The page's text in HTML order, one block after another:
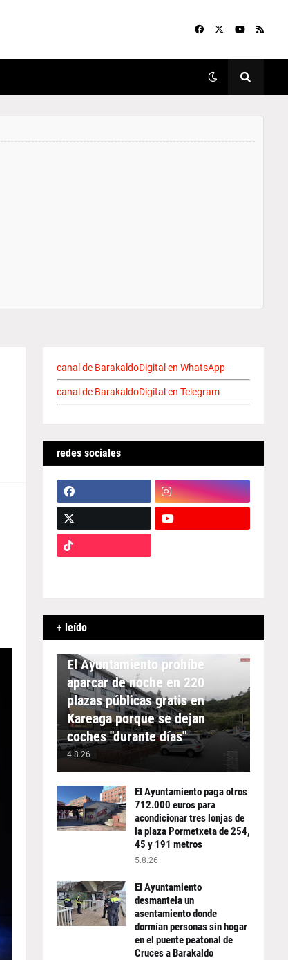
canal de BarakaldoDigital en WhatsApp
canal de BarakaldoDigital en Telegram
redes sociales
+ leído
APARCAMIENTO
El Ayuntamiento prohíbe
aparcar de noche en 220
plazas públicas gratis en
Kareaga porque se dejan
coches "durante días"
4.8.26
El Ayuntamiento paga otros
712.000 euros para
acondicionar tres lonjas de
la plaza Pormetxeta de 254,
45 y 191 metros
5.8.26
El Ayuntamiento
desmantela un
asentamiento donde
dormían personas sin hogar
en el puente peatonal de
Cruces a Barakaldo